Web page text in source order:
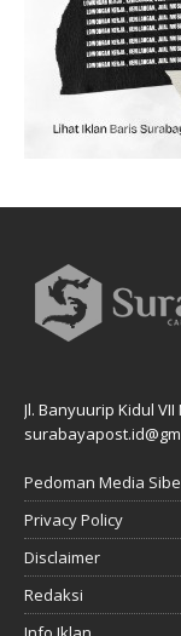
Jl. Banyuurip Kidul
Pedoman Media
Privacy Policy
Disclaimer
Redaksi